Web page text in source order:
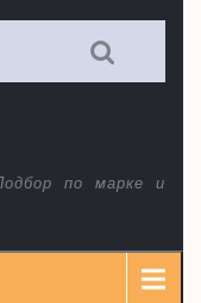
по марке и